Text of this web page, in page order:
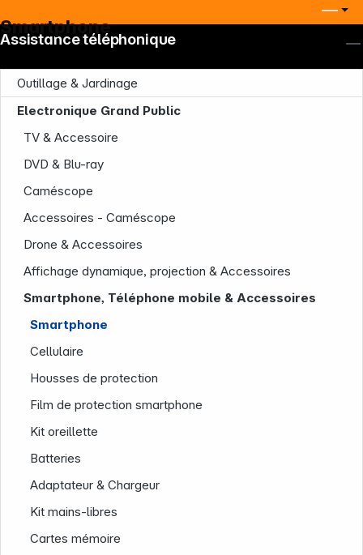
Smartphone
Outillage & Jardinage
Electronique Grand Public
TV & Accessoire
DVD & Blu-ray
Caméscope
Accessoires - Caméscope
Drone & Accessoires
Affichage dynamique, projection & Accessoires
Smartphone, Téléphone mobile & Accessoires
Smartphone
Cellulaire
Housses de protection
Film de protection smartphone
Kit oreillette
Batteries
Adaptateur & Chargeur
Kit mains-libres
Cartes mémoire
Assistance téléphonique